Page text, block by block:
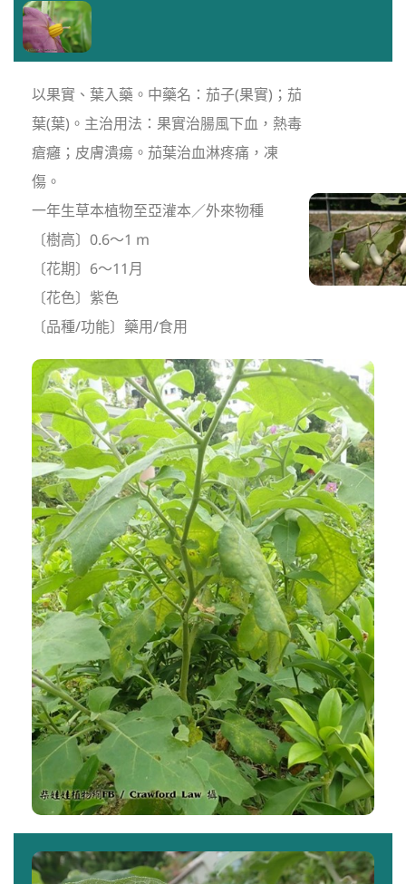
以果實、葉入藥。中藥名：茄子(果實)；茄
葉(葉)。主治用法：果實治腸風下血，熱毒
瘡癰；皮膚潰瘍。茄葉治血淋疼痛，凍
傷。
一年生草本植物至亞灌本／外來物種
〔樹高〕0.6～1 m
〔花期〕6～11月
〔花色〕紫色
〔品種/功能〕藥用/食用